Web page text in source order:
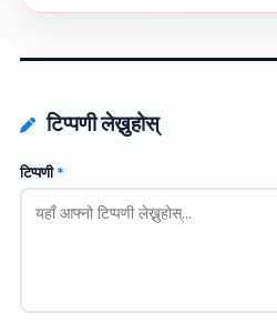
टिप्पणी लेख्नुहोस्
टिप्पणी*